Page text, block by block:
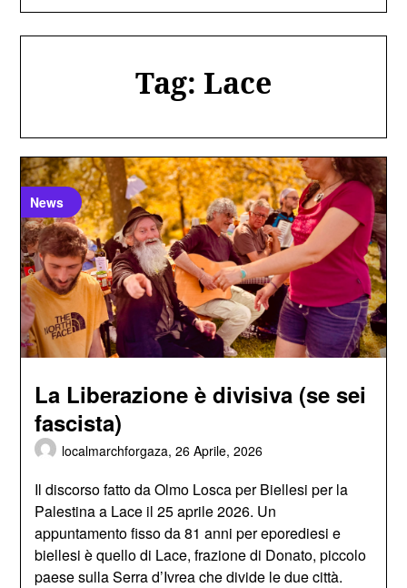
Tag: Lace
News
La Liberazione è divisiva (se sei
fascista)
localmarchforgaza,26 Aprile, 2026
Il discorso fatto da Olmo Losca per Biellesi per la
Palestina a Lace il 25 aprile 2026. Un
appuntamento fisso da 81 anni per eporediesi e
biellesi è quello di Lace, frazione di Donato, piccolo
paese sulla Serra d’Ivrea che divide le due città.